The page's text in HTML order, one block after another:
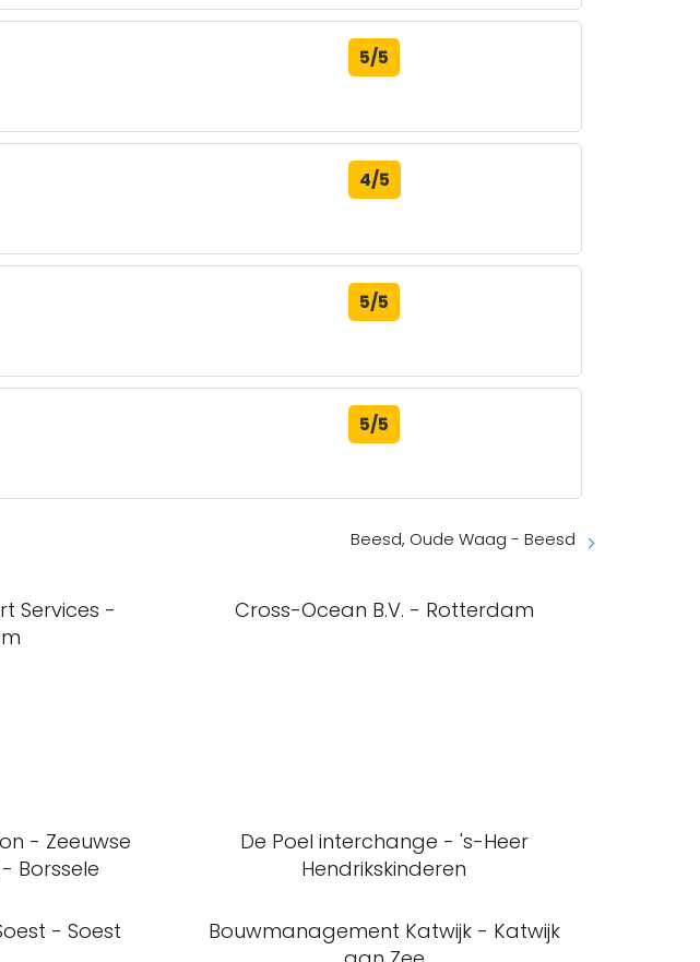
5/5
4/5
5/5
5/5
Beesd, Oude Waag - Beesd
Services -
Cross-Ocean B.V. - Rotterdam
- Zeeuwse
Borssele
De Poel interchange - 's-Heer
Hendrikskinderen
- Soest
Bouwmanagement Katwijk - Katwijk